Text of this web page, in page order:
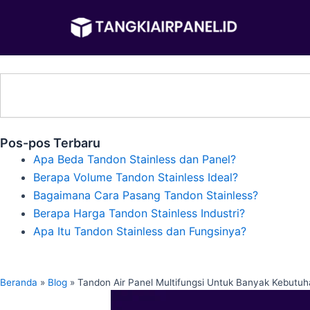
Pos-pos Terbaru
Apa Beda Tandon Stainless dan Panel?
Berapa Volume Tandon Stainless Ideal?
Bagaimana Cara Pasang Tandon Stainless?
Berapa Harga Tandon Stainless Industri?
Apa Itu Tandon Stainless dan Fungsinya?
Beranda » Blog » Tandon Air Panel Multifungsi Untuk Banyak